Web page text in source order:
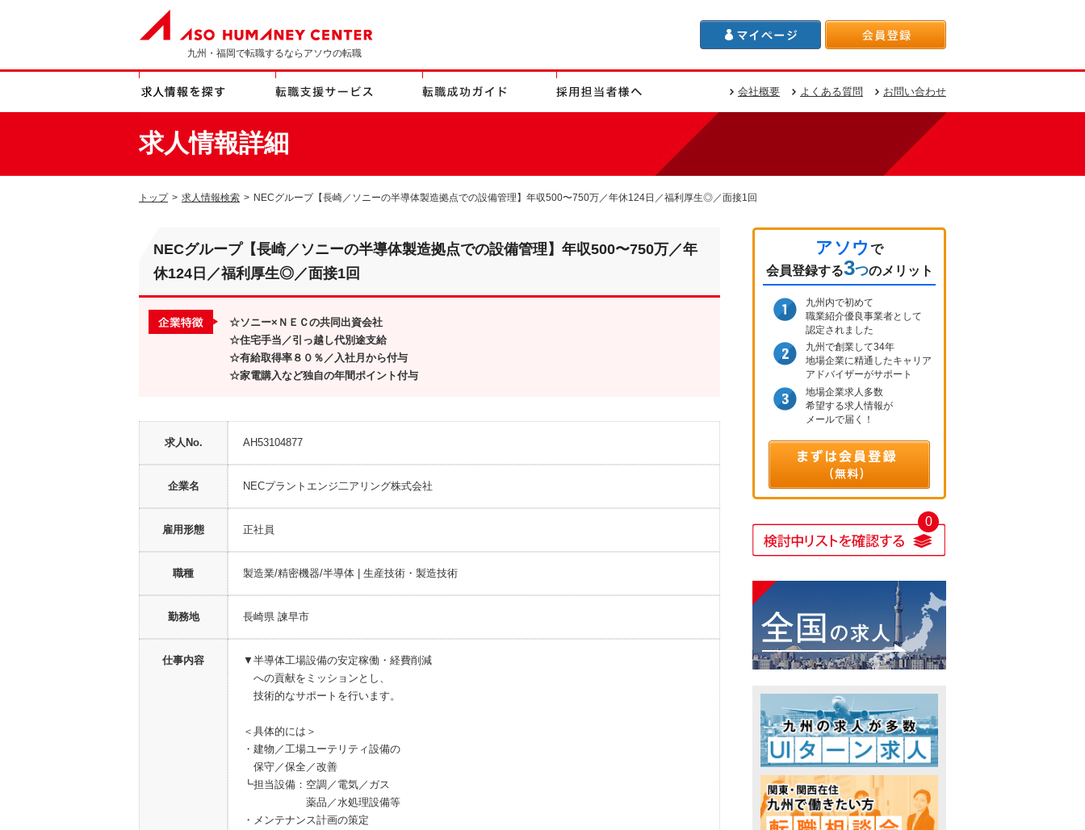
九州・福岡で転職するならアソウの転職
会社概要 よくある質問 お問い合わせ
求人情報詳細
トップ > 求人情報検索 > NECグループ【長崎／ソニーの半導体製造拠点での設備管理】年収500〜750万／年休124日／福利厚生◎／面接1回
NECグループ【長崎／ソニーの半導体製造拠点での設備管理】年収500〜750万／年
休124日／福利厚生◎／面接1回
☆ソニー×ＮＥＣの共同出資会社
☆住宅手当／引っ越し代別途支給
☆有給取得率８０％／入社月から付与
☆家電購入など独自の年間ポイント付与
求人No. AH53104877
企業名 NECプラントエンジ二アリング株式会社
雇用形態 正社員
職種 製造業/精密機器/半導体 | 生産技術・製造技術
勤務地 長崎県 諫早市
仕事内容
▼半導体工場設備の安定稼働・経費削減
への貢献をミッションとし、
技術的なサポートを行います。
＜具体的には＞
・建物／工場ユーテリティ設備の
保守／保全／改善
┗担当設備：空調／電気／ガス
薬品／水処理設備等
・メンテナンス計画の策定
アソウ で
会員登録する3つのメリット
九州内で初めて
職業紹介優良事業者として
認定されました
九州で創業して34年
地場企業に精通したキャリア
アドバイザーがサポート
地場企業求人多数
希望する求人情報が
メールで届く！
0